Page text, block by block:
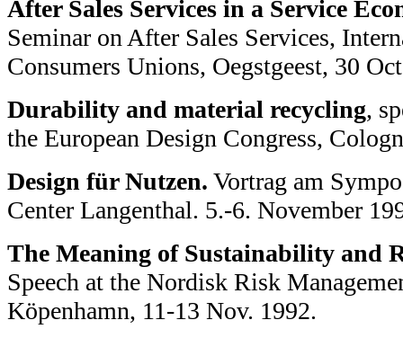
After Sales Services in a Service
Seminar on After Sales Services,
Consumers Unions, Oegstgeest, 30
Durability and material recycling,
the European Design Congress,
Design für Nutzen. Vortrag am
Center Langenthal. 5.-6. November
The Meaning of Sustainability and
Speech at the Nordisk Risk
Köpenhamn, 11-13 Nov. 1992.